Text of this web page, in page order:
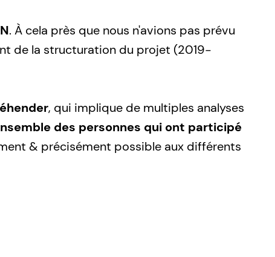
. À cela près que nous n'avions pas prévu
de la structuration du projet (2019-
, qui implique de multiples analyses
des personnes qui ont participé
& précisément possible aux différents